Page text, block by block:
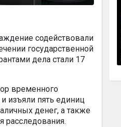
содействовали
государственной
дела стали 17
временного
изъяли пять единиц
денег, а также
расследования.